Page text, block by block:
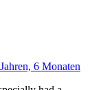
6 Monaten